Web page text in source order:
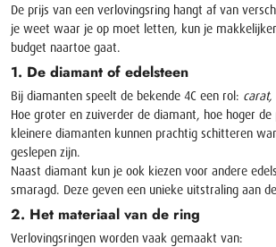
De prijs van een verlovingsring hangt af van
je weet waar je op moet letten, kun je
budget naartoe gaat.
1. De diamant of edelsteen
Bij diamanten speelt de bekende 4C een rol: carat,
Hoe groter en zuiverder de diamant, hoe hoger de
kleinere diamanten kunnen prachtig schitteren
geslepen zijn.
Naast diamant kun je ook kiezen voor andere
smaragd. Deze geven een unieke uitstraling aan
2. Het materiaal van de ring
Verlovingsringen worden vaak gemaakt van: